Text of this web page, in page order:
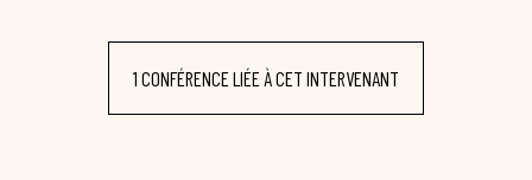
1 CONFÉRENCE LIÉE À CET INTERVENANT